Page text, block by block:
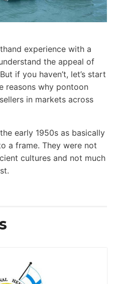
experience with a
the appeal of
if you haven’t, let’s start
reasons why pontoon
in markets across
early 1950s as basically
a frame. They were not
cultures and not much